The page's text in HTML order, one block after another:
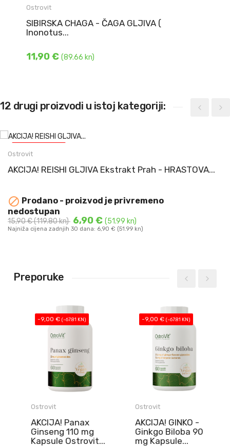
Ostrovit
SIBIRSKA CHAGA - ČAGA GLJIVA (
Inonotus...
11,90 €(89.66 kn)
) u kapsuli
12 drugi proizvodi u istoj kategoriji:
Ostrovit
AKCIJA! REISHI GLJIVA Ekstrakt Prah - HRASTOVA...
 Prodano - proizvod je privremeno
nedostupan
15,90 €(119.80 kn) 6,90 € (51.99 kn)
Najniža cijena zadnjih 30 dana: 6,90 € (51.99 kn)
NAJBOLJE UPOTRIJEBITI DO 25.07.2026.
DODAJ U KOŠARICU
Preporuke
-9,00 €(-67.81 KN)
Ostrovit
AKCIJA! Panax
Ginseng 110 mg
Kapsule Ostrovit...
-9,00 €(-67.81 KN)
Ostrovit
AKCIJA! GINKO -
Ginkgo Biloba 90
mg Kapsule...